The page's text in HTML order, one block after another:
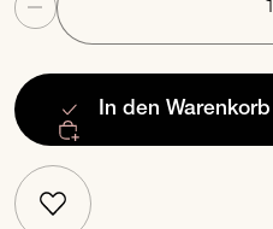
Anzahl
In den Warenkorb